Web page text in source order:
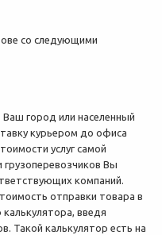
со следующими
город или населенный
курьером до офиса
услуг самой
Вы
компаний.
отправки товара в
введя
Такой калькулятор есть на